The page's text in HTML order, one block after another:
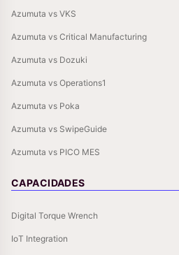
Azumuta vs VKS
Azumuta vs Critical Manufacturing
Azumuta vs Dozuki
Azumuta vs Operations1
Azumuta vs Poka
Azumuta vs SwipeGuide
Azumuta vs PICO MES
CAPACIDADES
Digital Torque Wrench
IoT Integration